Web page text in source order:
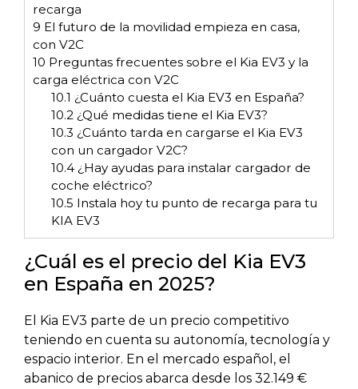
recarga
9 El futuro de la movilidad empieza en casa,
con V2C
10 Preguntas frecuentes sobre el Kia EV3 y la
carga eléctrica con V2C
10.1 ¿Cuánto cuesta el Kia EV3 en España?
10.2¿Qué medidas tiene el Kia EV3?
10.3 ¿Cuánto tarda en cargarse el Kia EV3
con un cargador V2C?
10.4¿Hay ayudas para instalar cargador de
coche eléctrico?
10.5 Instala hoy tu punto de recarga para tu
KIA EV3
¿Cuál es el precio del Kia EV3
en España en 2025?
El Kia EV3 parte de un precio competitivo
teniendo en cuenta su autonomía, tecnología y
espacio interior. En el mercado español, el
abanico de precios abarca desde los 32.149 €